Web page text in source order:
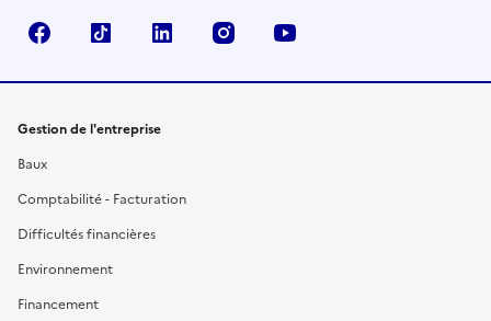
FacebookTikTok Linkedin Instagram
Gestion de l'entreprise
Baux
Comptabilité - Facturation
Difficultés financières
Environnement
Financement